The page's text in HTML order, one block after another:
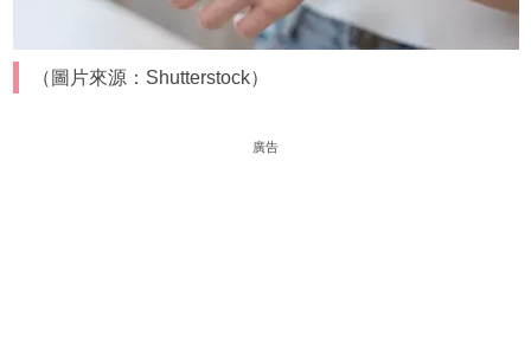
（圖片來源：Shutterstock）
廣告